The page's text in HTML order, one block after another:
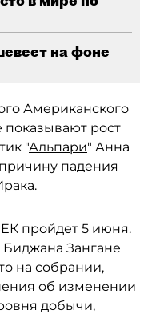
на фоне
Американского
показывают рост
"Альпари" Анна
падения
пройдет 5 июня.
Зангане
на собрании,
об изменении
добычи,